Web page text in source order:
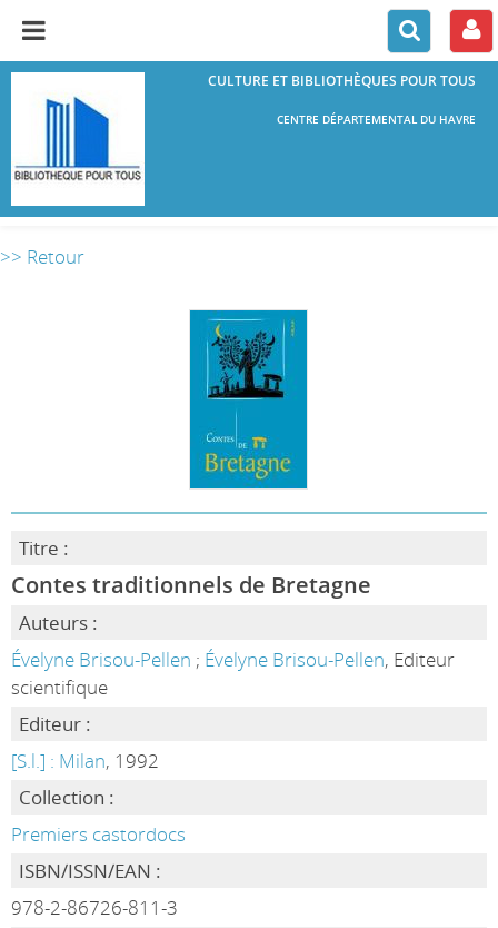
CULTURE ET BIBLIOTHÈQUES POUR TOUS
CENTRE DÉPARTEMENTAL DU HAVRE
>> Retour
Titre :
Contes traditionnels de Bretagne
Auteurs :
Évelyne Brisou-Pellen ; Évelyne Brisou-Pellen, Editeur
scientifique
Editeur :
[S.l.] : Milan, 1992
Collection :
Premiers castordocs
ISBN/ISSN/EAN :
978-2-86726-811-3